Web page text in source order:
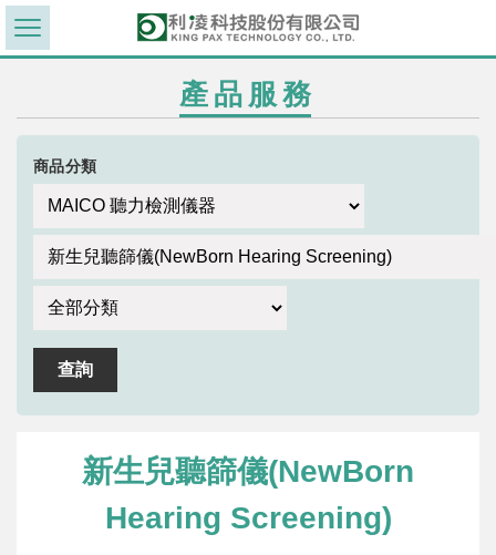
產品服務
商品分類
新生兒聽篩儀(NewBorn
Hearing Screening)